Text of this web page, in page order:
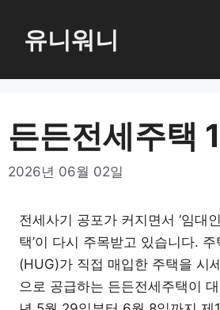
로
뛰
기
유니워니
든든전세주택
2026년 06월 02일
전세사기 공포가 커지면서 ‘임대
택’이 다시 주목받고 있습니다.
(HUG)가 직접 매입한 주택을 시
으로 공급하는 든든전세주택이